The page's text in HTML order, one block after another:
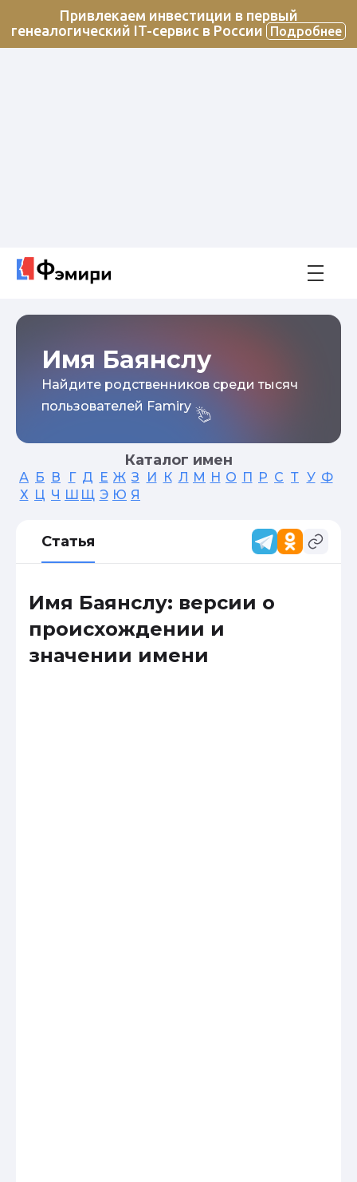
Привлекаем инвестиции в первый
генеалогический IT-сервис в России
Подробнее
Имя Баянслу
Найдите родственников среди тысяч
пользователей Famiry
Каталог имен
А Б В Г Д Е Ж З И К Л М Н О П Р С Т У Ф
Х Ц Ч Ш Щ Э Ю Я
Статья
Имя Баянслу: версии о
происхождении и
значении имени